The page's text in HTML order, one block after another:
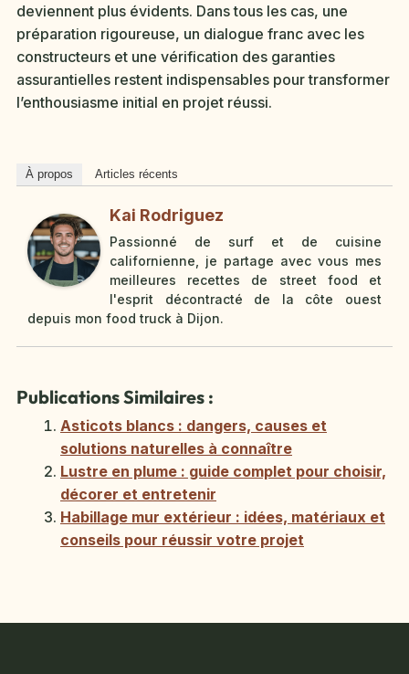
deviennent plus évidents. Dans tous les cas, une
préparation rigoureuse, un dialogue franc avec les
constructeurs et une vérification des garanties
assurantielles restent indispensables pour transformer
l’enthousiasme initial en projet réussi.
À propos Articles récents
Kai Rodriguez
Passionné de surf et de cuisine
californienne, je partage avec vous mes
meilleures recettes de street food et
l'esprit décontracté de la côte ouest
depuis mon food truck à Dijon.
Publications Similaires :
Asticots blancs : dangers, causes et
solutions naturelles à connaître
Lustre en plume : guide complet pour choisir,
décorer et entretenir
Habillage mur extérieur : idées, matériaux et
conseils pour réussir votre projet